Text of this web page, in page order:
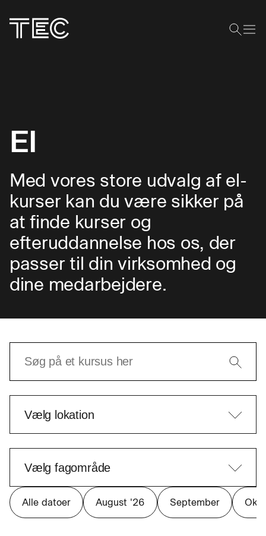
El
Med vores store udvalg af el-
kurser kan du være sikker på
at finde kurser og
efteruddannelse hos os, der
passer til din virksomhed og
dine medarbejdere.
Alle datoer August '26 September